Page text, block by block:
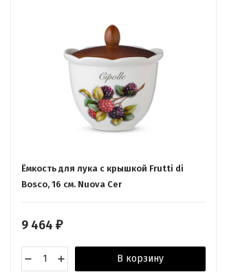
Ёмкость для лука с крышкой Frutti di
Bosco, 16 см. Nuova Cer
9 464 ₽
В корзину